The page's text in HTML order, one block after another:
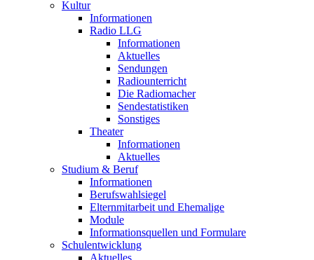
Kultur
Informationen
Radio LLG
Informationen
Aktuelles
Sendungen
Radiounterricht
Die Radiomacher
Sendestatistiken
Sonstiges
Theater
Informationen
Aktuelles
Studium & Beruf
Informationen
Berufswahlsiegel
Elternmitarbeit und Ehemalige
Module
Informationsquellen und Formulare
Schulentwicklung
Aktuelles